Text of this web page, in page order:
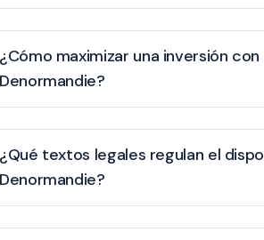
¿Cómo maximizar una inversión
Denormandie?
¿Qué textos legales regulan el
Denormandie?